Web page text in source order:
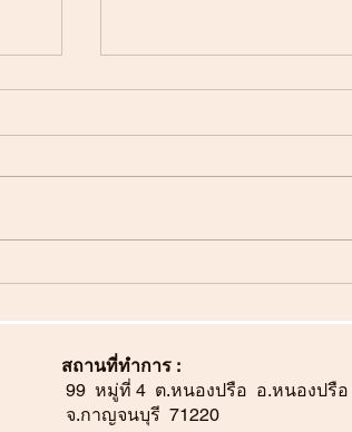
เนื่องในโอกาสวันคล้ายวัน
สถานที่ทำการ :
99 หมู่ที่ 4 ต.หนองปรือ อ.หนองปรือ
จ.กาญจนบุรี 71220